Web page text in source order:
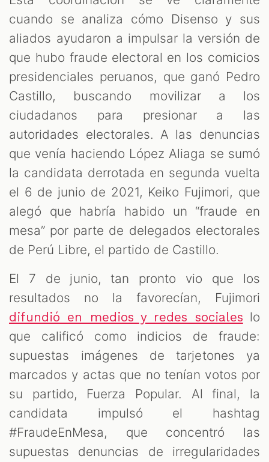
cuando se analiza cómo Disenso y sus
aliados ayudaron a impulsar la versión de
que hubo fraude electoral en los comicios
presidenciales peruanos, que ganó Pedro
Castillo, buscando movilizar a los
ciudadanos para presionar a las
autoridades electorales. A las denuncias
que venía haciendo López Aliaga se sumó
la candidata derrotada en segunda vuelta
el 6 de junio de 2021, Keiko Fujimori, que
alegó que habría habido un “fraude en
mesa” por parte de delegados electorales
de Perú Libre, el partido de Castillo.
El 7 de junio, tan pronto vio que los
resultados no la favorecían, Fujimori
difundió en medios y redes sociales lo
que calificó como indicios de fraude:
supuestas imágenes de tarjetones ya
marcados y actas que no tenían votos por
su partido, Fuerza Popular. Al final, la
candidata impulsó el hashtag
#FraudeEnMesa, que concentró las
supuestas denuncias de irregularidades